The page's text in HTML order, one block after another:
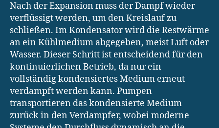
Nach der Expansion muss der Dampf wieder
verflüssigt werden, um den Kreislauf zu
schließen. Im Kondensator wird die Restwärme
an ein Kühlmedium abgegeben, meist Luft oder
Wasser. Dieser Schritt ist entscheidend für den
kontinuierlichen Betrieb, da nur ein
vollständig kondensiertes Medium erneut
verdampft werden kann. Pumpen
transportieren das kondensierte Medium
zurück in den Verdampfer, wobei moderne